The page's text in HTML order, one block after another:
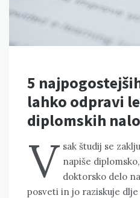
5
lahko odpravi
diplomskih
V sak študij se
napiše
doktorsko delo
posveti in jo raziskuje dlje